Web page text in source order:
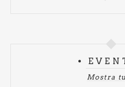
Mostra